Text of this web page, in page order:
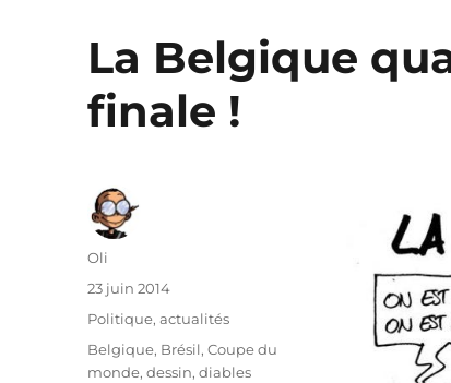
La Belgique
finale !
Auteur
Oli
Publié
23 juin 2014
Catégories
Politique, actualités
Étiquettes
Belgique, Brésil,Coupe du
monde,dessin,diables